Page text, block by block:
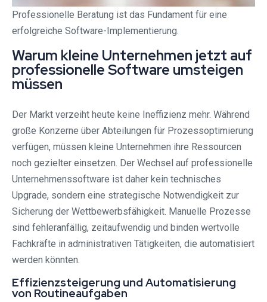
Professionelle Beratung ist das Fundament für eine
erfolgreiche Software-Implementierung.
Warum kleine Unternehmen jetzt auf
professionelle Software umsteigen
müssen
Der Markt verzeiht heute keine Ineffizienz mehr. Während
große Konzerne über Abteilungen für Prozessoptimierung
verfügen, müssen kleine Unternehmen ihre Ressourcen
noch gezielter einsetzen. Der Wechsel auf professionelle
Unternehmenssoftware ist daher kein technisches
Upgrade, sondern eine strategische Notwendigkeit zur
Sicherung der Wettbewerbsfähigkeit. Manuelle Prozesse
sind fehleranfällig, zeitaufwendig und binden wertvolle
Fachkräfte in administrativen Tätigkeiten, die automatisiert
werden könnten.
Effizienzsteigerung und Automatisierung
von Routineaufgaben